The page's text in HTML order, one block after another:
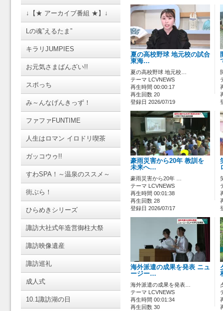
↓【★ アーカイブ番組 ★】↓
Lの魂”えるたま”
キラリJUMPIES
お元気さまばんざい!!
スポっち
み～んなげんきっず！
ファファFUNTIME
人生はロマン イロドリ喫茶
ガッコウゥ!!
すわSPA！～温泉のススメ～
街ぶら！
ひらめきシリーズ
諏訪大社式年造営御柱大祭
諏訪映像遺産
諏訪巡礼
成人式
10.1諏訪湖の日
夏の高校野球 地元校の試合
東海…
夏の高校野球 地元校…
テーマ LCVNEWS
再生時間 00:00:17
再生回数 20
登録日 2026/07/19
豪雨災害から20年 教訓を
未来へ…
豪雨災害から20年 …
テーマ LCVNEWS
再生時間 00:01:38
再生回数 28
登録日 2026/07/17
海外派遣の成果を発表 ニュ
ージー…
海外派遣の成果を発表…
テーマ LCVNEWS
再生時間 00:01:34
再生回数 30